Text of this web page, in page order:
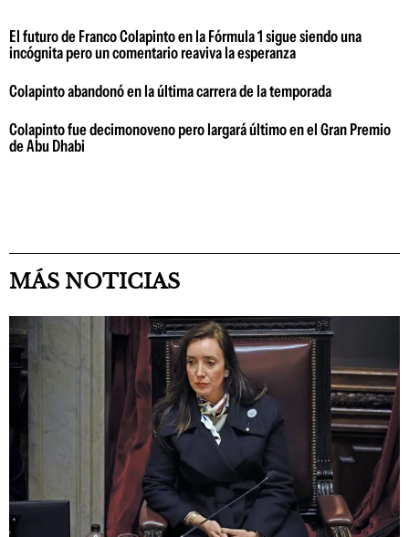
El futuro de Franco Colapinto en la Fórmula 1 sigue siendo una
incógnita pero un comentario reaviva la esperanza
Colapinto abandonó en la última carrera de la temporada
Colapinto fue decimonoveno pero largará último en el Gran Premio
de Abu Dhabi
MÁS NOTICIAS